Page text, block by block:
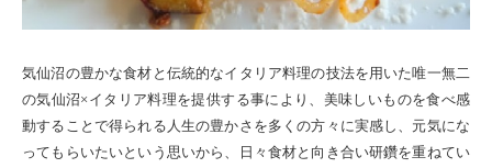
気仙沼の豊かな食材と伝統的なイタリア料理の技法を用いた唯一無二
の気仙沼×イタリア料理を提供する事により、美味しいものを食べ感
動することで得られる人生の豊かさを多くの方々に実感し、元気にな
ってもらいたいという思いから、日々食材と向き合い研鑽を重ねてい